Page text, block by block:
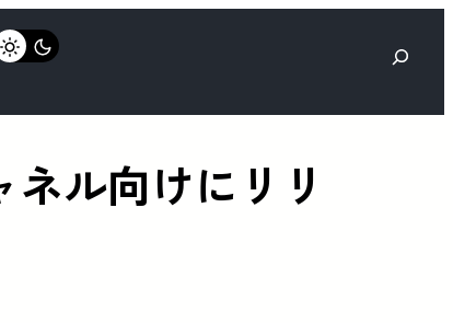
検
ネル向けにリリ